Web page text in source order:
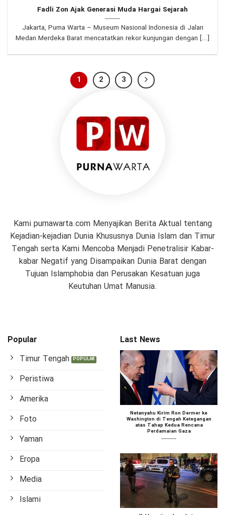
Fadli Zon Ajak Generasi Muda Hargai Sejarah
Jakarta, Purna Warta – Museum Nasional Indonesia di Jalan
Medan Merdeka Barat mencatatkan rekor kunjungan dengan [...]
1 2 3
Kami purnawarta.com Menyajikan Berita Aktual tentang
Kejadian-kejadian Dunia Khususnya Dunia Islam dan Timur
Tengah serta Kami Mencoba Menjadi Penetralisir Kabar-
kabar Negatif yang Disampaikan Dunia Barat dengan
Tujuan Islamphobia dan Perusakan Kesatuan juga
Keutuhan Umat Manusia.
Popular
Timur Tengah
Peristiwa
Amerika
Foto
Yaman
Eropa
Media
Islami
Last News
Netanyahu Kirim Ron Dermer ke
Washington di Tengah Ketegangan
atas Tahap Kedua Rencana
Perdamaian Gaza